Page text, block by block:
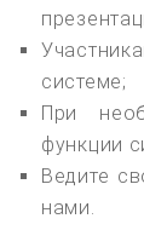
системе;
При
функции
Ведите
нами.